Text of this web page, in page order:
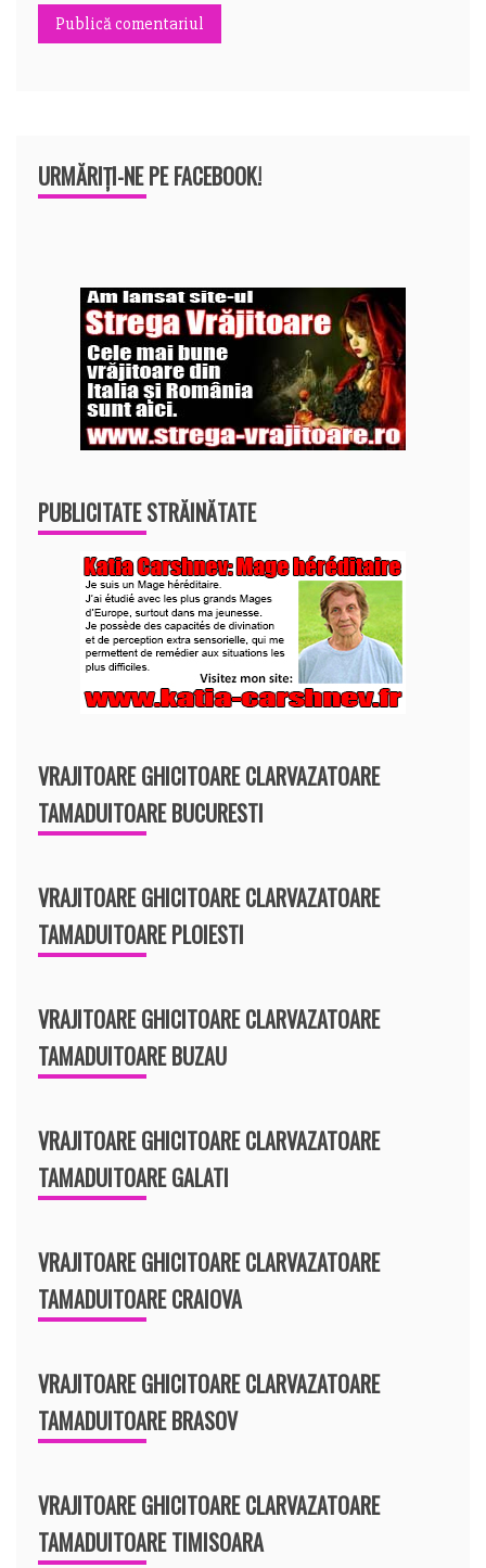
URMĂRIȚI-NE PE FACEBOOK!
PUBLICITATE STRĂINĂTATE
VRAJITOARE GHICITOARE CLARVAZATOARE
TAMADUITOARE BUCURESTI
VRAJITOARE GHICITOARE CLARVAZATOARE
TAMADUITOARE PLOIESTI
VRAJITOARE GHICITOARE CLARVAZATOARE
TAMADUITOARE BUZAU
VRAJITOARE GHICITOARE CLARVAZATOARE
TAMADUITOARE GALATI
VRAJITOARE GHICITOARE CLARVAZATOARE
TAMADUITOARE CRAIOVA
VRAJITOARE GHICITOARE CLARVAZATOARE
TAMADUITOARE BRASOV
VRAJITOARE GHICITOARE CLARVAZATOARE
TAMADUITOARE TIMISOARA